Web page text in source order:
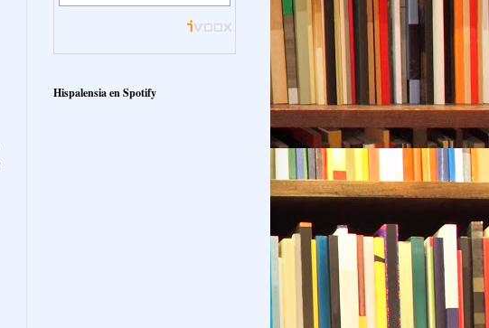
Hispalensia en Spotify